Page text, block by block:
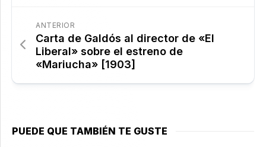
ANTERIOR
Carta de Galdós al director de «El
Liberal» sobre el estreno de
«Mariucha» [1903]
PUEDE QUE TAMBIÉN TE GUSTE